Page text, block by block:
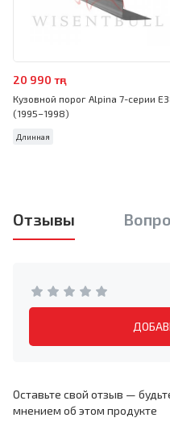
20 990 тңг
Кузовной порог Alpina 7-серии
(1995–1998)
Длинная
Отзывы
Оставьте свой отзыв —
мнением об этом продукте